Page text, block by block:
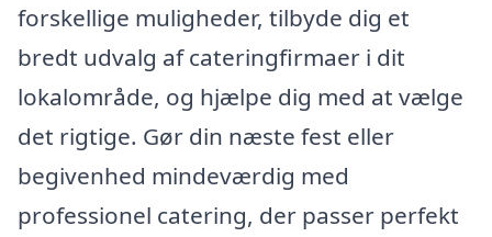
forskellige muligheder, tilbyde dig et
bredt udvalg af cateringfirmaer i dit
lokalområde, og hjælpe dig med at vælge
det rigtige. Gør din næste fest eller
begivenhed mindeværdig med
professionel catering, der passer perfekt